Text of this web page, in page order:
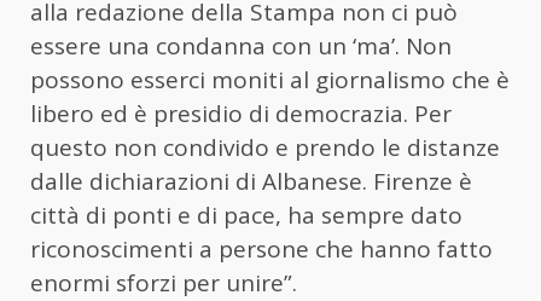
alla redazione della Stampa non ci può
essere una condanna con un ‘ma’. Non
possono esserci moniti al giornalismo che è
libero ed è presidio di democrazia. Per
questo non condivido e prendo le distanze
dalle dichiarazioni di Albanese. Firenze è
città di ponti e di pace, ha sempre dato
riconoscimenti a persone che hanno fatto
enormi sforzi per unire”.